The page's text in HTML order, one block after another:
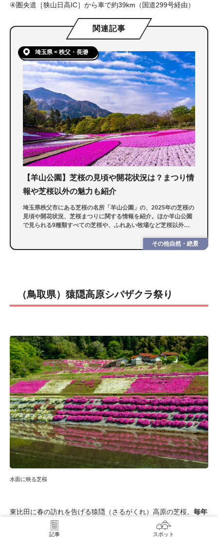
④圏央道［狭山日高IC］から車で約39km（国道299号経由）
関連記事
埼玉県 < 秩父・長瀞
【羊山公園】芝桜の見頃や開花状況は？まつり情
報や芝桜以外の魅力も紹介
埼玉県秩父市にある芝桜の名所「羊山公園」の、2025年の芝桜の
見頃や開花状況、芝桜まつりに関する情報を紹介。ほか羊山公園
で見られる9種類すべての芝桜や、ふれあい牧場など芝桜以外の
その他自然・絶景
（鳥取県）猿隠高原シバザクラ祭り
水面に映る芝桜
東比田に春の訪れを告げる猿隠（さるがくれ）高原の芝桜。 毎年
4月下旬～5月初旬
になると、鮮やかでかわいらしい芝桜が一面に
咲き誇ります。
記事 スポット